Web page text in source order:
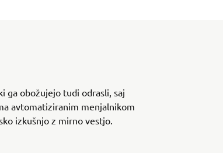
ga obožujejo tudi odrasli, saj
avtomatiziranim menjalnikom
izkušnjo z mirno vestjo.